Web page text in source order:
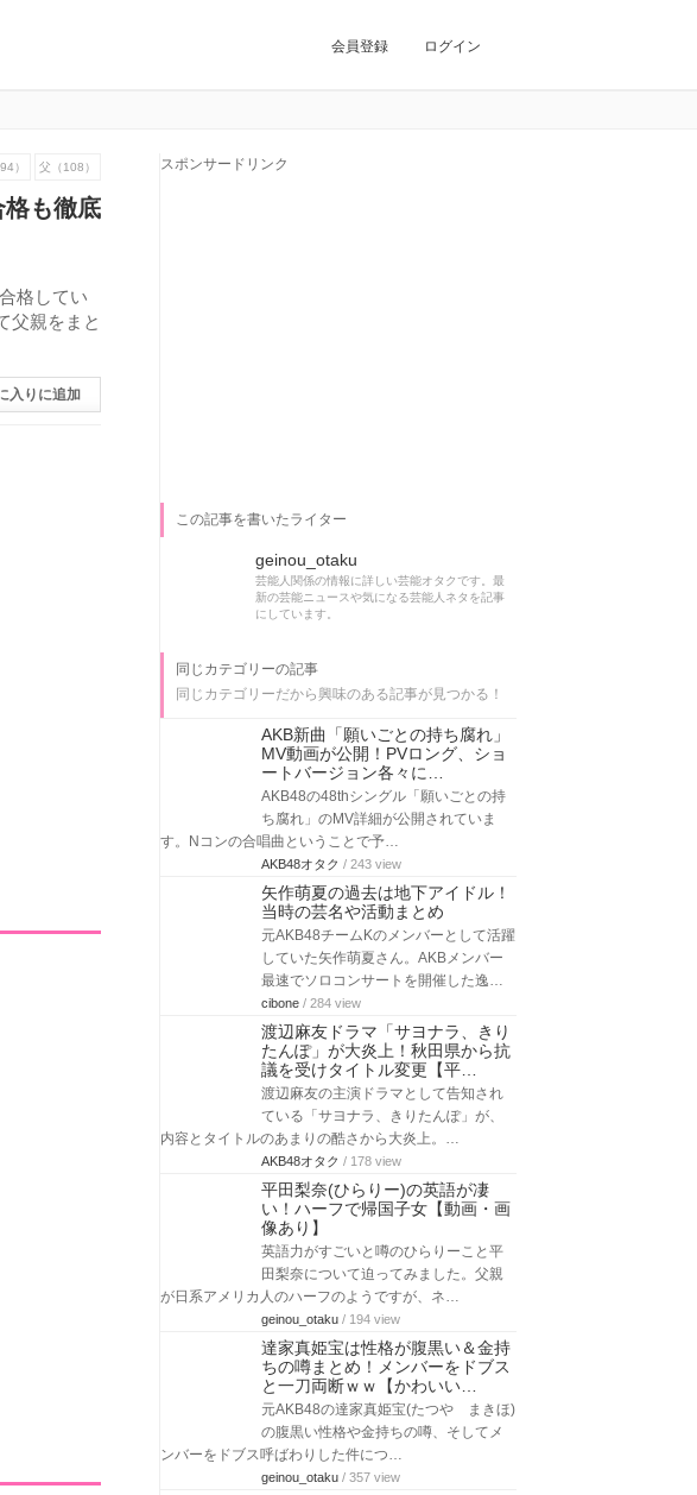
会員登録 ログイン
） 父（108）
も徹底
格してい
父親をまと
入りに追加
スポンサードリンク
この記事を書いたライター
geinou_otaku
芸能人関係の情報に詳しい芸能オタクです。最
新の芸能ニュースや気になる芸能人ネタを記事
にしています。
同じカテゴリーの記事
同じカテゴリーだから興味のある記事が見つかる！
AKB新曲「願いごとの持ち腐れ」
MV動画が公開！PVロング、ショ
ートバージョン各々に…
AKB48の48thシングル「願いごとの持
ち腐れ」のMV詳細が公開されていま
す。Nコンの合唱曲ということで予…
AKB48オタク / 243 view
矢作萌夏の過去は地下アイドル！
当時の芸名や活動まとめ
元AKB48チームKのメンバーとして活躍
していた矢作萌夏さん。AKBメンバー
最速でソロコンサートを開催した逸…
cibone / 284 view
渡辺麻友ドラマ「サヨナラ、きり
たんぽ」が大炎上！秋田県から抗
議を受けタイトル変更【平…
渡辺麻友の主演ドラマとして告知され
ている「サヨナラ、きりたんぽ」が、
内容とタイトルのあまりの酷さから大炎上。…
AKB48オタク / 178 view
平田梨奈(ひらりー)の英語が凄
い！ハーフで帰国子女【動画・画
像あり】
英語力がすごいと噂のひらりーこと平
田梨奈について迫ってみました。父親
が日系アメリカ人のハーフのようですが、ネ…
geinou_otaku / 194 view
達家真姫宝は性格が腹黒い＆金持
ちの噂まとめ！メンバーをドブス
と一刀両断ｗｗ【かわいい…
元AKB48の達家真姫宝(たつや まきほ)
の腹黒い性格や金持ちの噂、そしてメ
ンバーをドブス呼ばわりした件につ…
geinou_otaku / 357 view